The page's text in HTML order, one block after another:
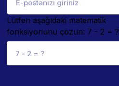
Lütfen aşağıdaki matematik
fonksiyonunu çözün: 7 - 2 = ?